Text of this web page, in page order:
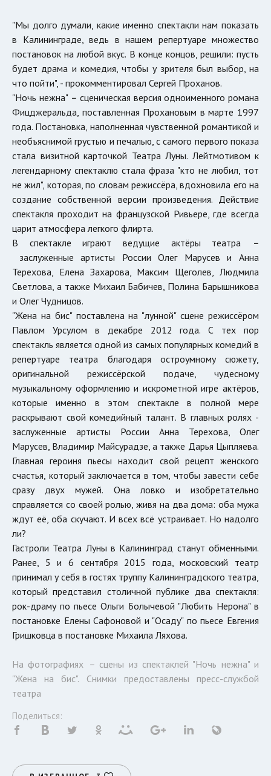
"Мы долго думали, какие именно спектакли нам показать
в Калининграде, ведь в нашем репертуаре множество
постановок на любой вкус. В конце концов, решили: пусть
будет драма и комедия, чтобы у зрителя был выбор, на
что пойти", - прокомментировал Сергей Проханов.
"Ночь нежна" – сценическая версия одноименного романа
Фицджеральда, поставленная Прохановым в марте 1997
года. Постановка, наполненная чувственной романтикой и
необъяснимой грустью и печалью, с самого первого показа
стала визитной карточкой Театра Луны. Лейтмотивом к
легендарному спектаклю стала фраза "кто не любил, тот
не жил", которая, по словам режиссёра, вдохновила его на
создание собственной версии произведения. Действие
спектакля проходит на французской Ривьере, где всегда
царит атмосфера легкого флирта.
В спектакле играют ведущие актёры театра
–
заслуженные артисты России Олег Марусев и Анна
Терехова, Елена Захарова, Максим Щеголев, Людмила
Светлова, а также Михаил Бабичев, Полина Барышникова
и Олег Чудницов.
"Жена на бис" поставлена на "лунной" сцене режиссёром
Павлом Урсулом в декабре 2012 года. С тех пор
спектакль является одной из самых популярных комедий в
репертуаре театра благодаря остроумному сюжету,
оригинальной режиссёрской подаче, чудесному
музыкальному оформлению и искрометной игре актёров,
которые именно в этом спектакле в полной мере
раскрывают свой комедийный талант. В главных ролях -
заслуженные артисты России Анна Терехова, Олег
Марусев, Владимир Майсурадзе, а также Дарья Цыпляева.
Главная героиня пьесы находит свой рецепт женского
счастья, который заключается в том, чтобы завести себе
сразу двух мужей. Она ловко и изобретательно
справляется со своей ролью, живя на два дома: оба мужа
ждут её, оба скучают. И всех всё устраивает. Но надолго
ли?
Гастроли Театра Луны в Калининград станут обменными.
Ранее, 5 и 6 сентября 2015 года, московский театр
принимал у себя в гостях труппу Калининградского театра,
который представил столичной публике два спектакля:
рок-драму по пьесе Ольги Болычевой "Любить Нерона" в
постановке Елены Сафоновой и "Осаду" по пьесе Евгения
Гришковца в постановке Михаила Ляхова.
На фотографиях – сцены из спектаклей "Ночь нежна" и
"Жена на бис". Снимки предоставлены пресс-службой
театра
Поделиться: